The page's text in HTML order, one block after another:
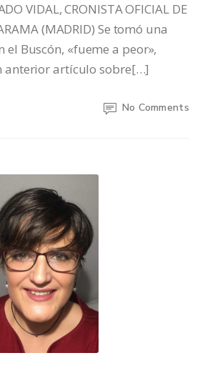
VIDAL, CRONISTA OFICIAL DE
(MADRID) Se tomó una
el Buscón, «fueme a peor»,
anterior artículo sobre[…]
No Comments